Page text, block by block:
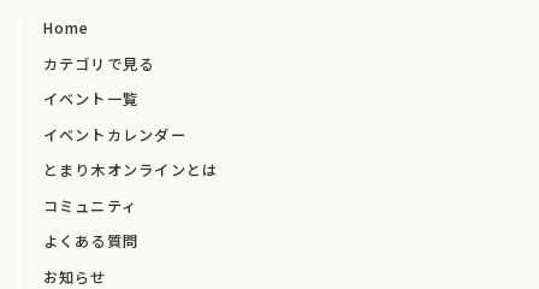
Home
カテゴリで見る
イベント一覧
イベントカレンダー
とまり木オンラインとは
コミュニティ
よくある質問
お知らせ